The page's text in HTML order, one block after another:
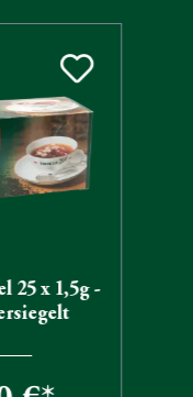
25 x 1,5g -